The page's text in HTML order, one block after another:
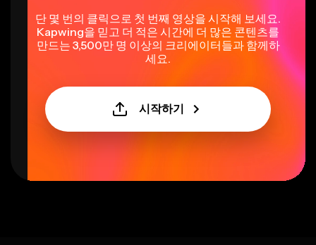
단 몇 번의 클릭으로 첫 번째 영상을 시작해 보세요.
Kapwing을 믿고 더 적은 시간에 더 많은 콘텐츠를
만드는 3,500만 명 이상의 크리에이터들과 함께하
세요.
시작하기